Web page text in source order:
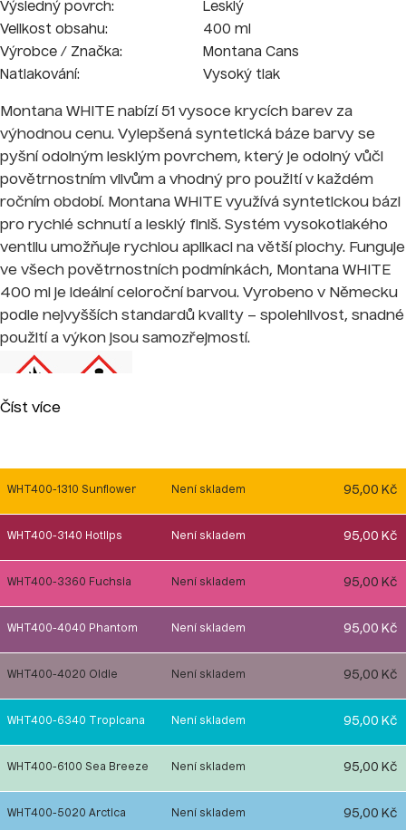
Výsledný povrch:
Lesklý
Velikost obsahu:
400 ml
Výrobce / Značka:
Montana Cans
Natlakování:
Vysoký tlak
Montana WHITE nabízí 51 vysoce krycích barev za
výhodnou cenu. Vylepšená syntetická báze barvy se
pyšní odolným lesklým povrchem, který je odolný vůči
povětrnostním vlivům a vhodný pro použití v každém
ročním období. Montana WHITE využívá syntetickou bázi
pro rychlé schnutí a lesklý finiš. Systém vysokotlakého
ventilu umožňuje rychlou aplikaci na větší plochy. Funguje
ve všech povětrnostních podmínkách, Montana WHITE
400 ml je ideální celoroční barvou. Vyrobeno v Německu
podle nejvyšších standardů kvality – spolehlivost, snadné
použití a výkon jsou samozřejmostí.
Číst více
WHT400-1310 Sunflower Není skladem 95,00 Kč
WHT400-3140 Hotlips Není skladem 95,00 Kč
WHT400-3360 Fuchsia Není skladem 95,00 Kč
WHT400-4040 Phantom Není skladem 95,00 Kč
WHT400-4020 Oldie Není skladem 95,00 Kč
WHT400-6340 Tropicana Není skladem 95,00 Kč
WHT400-6100 Sea Breeze Není skladem 95,00 Kč
WHT400-5020 Arctica Není skladem 95,00 Kč